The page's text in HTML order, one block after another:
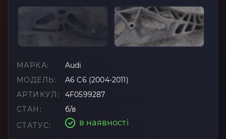
МАРКА:
Audi
МОДЕЛЬ:
A6 C6 (2004-2011)
АРТИКУЛ:
4F0599287
СТАН:
б/в
СТАТУС:
в наявності